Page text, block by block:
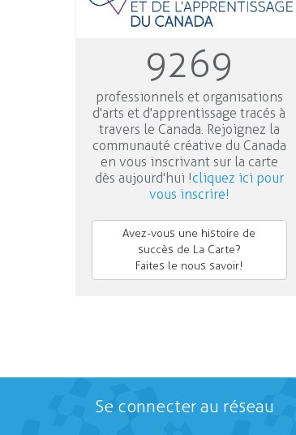
9269
professionnels et organisations
d'arts et d'apprentissage tracés à
travers le Canada. Rejoignez la
communauté créative du Canada
en vous inscrivant sur la carte
dès aujourd'hui !cliquez ici pour
vous inscrire!
Avez-vous une histoire de
succès de La Carte?
Faites le nous savoir!
Se connecter au réseau